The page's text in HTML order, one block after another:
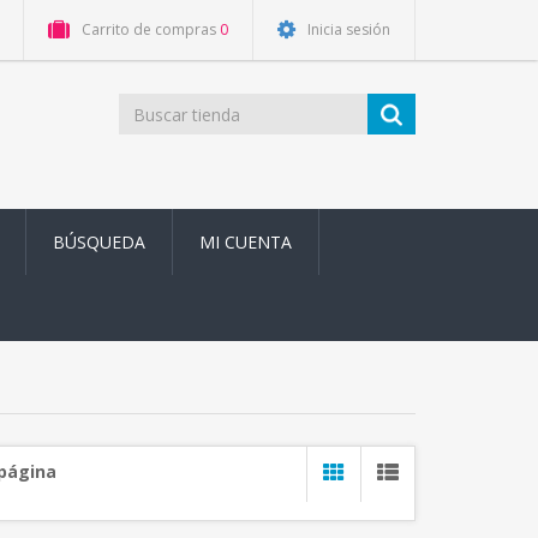
Carrito de compras 0 Inicia sesión
BÚSQUEDA MI CUENTA